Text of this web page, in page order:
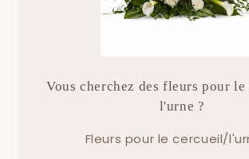
Vous cherchez des fleurs pour
l'urne ?
Fleurs pour le cercueil/